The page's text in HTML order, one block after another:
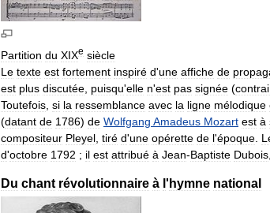
Partition du XIXe siècle
Le texte est fortement inspiré d'une affiche de
est plus discutée puisqu'elle n'est pas signée (
Toutefois si la ressemblance avec la ligne mélodique
(datant de 1786) de Wolfgang Amadeus Mozart est à
compositeur Pleyel tiré d'une opérette de l'époque
d'octobre 1792 ; il est attribué à Jean-Baptiste Dubois
Du chant révolutionnaire à ' hymne national